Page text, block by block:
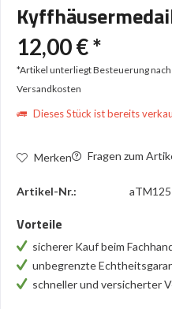
12,00 € *
*Artikel unterliegt Besteuerung nach
Versandkosten
Dieses Stück ist bereits
Merken Fragen zum
Artikel-Nr.:
Vorteile
sicherer Kauf beim
unbegrenzte
schneller und versicherter